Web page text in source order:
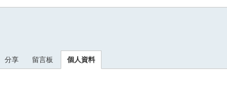
索
分享 留言板 個人資料